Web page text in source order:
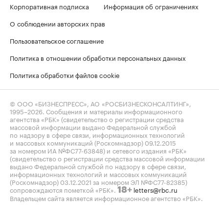
Корпоративная подписка
Информация об ограничениях
О соблюдении авторских прав
Пользовательское соглашение
Политика в отношении обработки персональных данных
Политика обработки файлов cookie
© ООО «БИЗНЕСПРЕСС», АО «РОСБИЗНЕСКОНСАЛТИНГ»,
1995–2026 . Сообщения и материалы информационного
агентства «РБК» (свидетельство о регистрации средства
массовой информации выдано Федеральной службой
по надзору в сфере связи, информационных технологий
и массовых коммуникаций (Роскомнадзор) 09.12.2015
за номером ИА №ФС77-63848) и сетевого издания «РБК»
(свидетельство о регистрации средства массовой информации
выдано Федеральной службой по надзору в сфере связи,
информационных технологий и массовых коммуникаций
(Роскомнадзор) 03.12.2021 за номером ЭЛ №ФС77-82385)
сопровождаются пометкой «РБК». 18+ letters@rbc.ru
Владельцем сайта является информационное агентство «РБК».